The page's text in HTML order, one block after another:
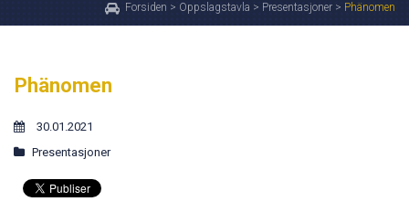
Forsiden > Oppslagstavla > Presentasjoner > Phänomen
Phänomen
30.01.2021
Presentasjoner